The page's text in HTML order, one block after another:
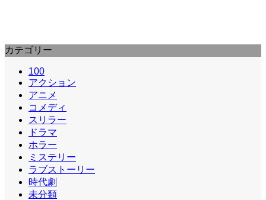
カテゴリー
100
アクション
アニメ
コメディ
スリラー
ドラマ
ホラー
ミステリー
ラブストーリー
時代劇
未分類